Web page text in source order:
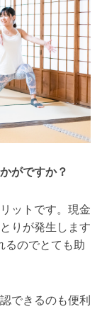
がですか？
ットです。現金
りが発生します
るのでとても助
できるのも便利